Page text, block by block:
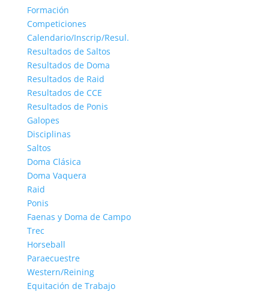
Formación
Competiciones
Calendario/Inscrip/Resul.
Resultados de Saltos
Resultados de Doma
Resultados de Raid
Resultados de CCE
Resultados de Ponis
Galopes
Disciplinas
Saltos
Doma Clásica
Doma Vaquera
Raid
Ponis
Faenas y Doma de Campo
Trec
Horseball
Paraecuestre
Western/Reining
Equitación de Trabajo